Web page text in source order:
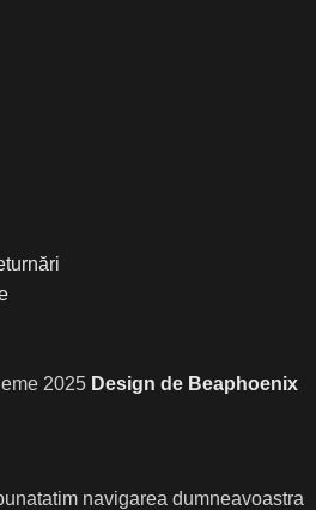
2025 Design de Beaphoenix
navigarea dumneavoastra